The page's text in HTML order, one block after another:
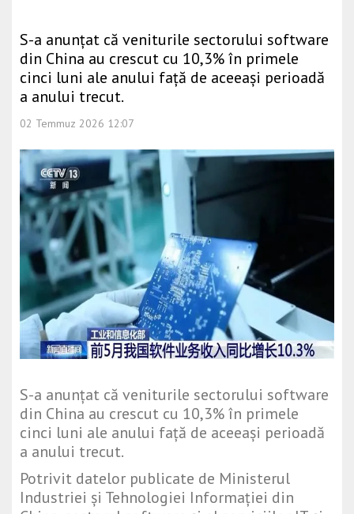
S-a anunțat că veniturile sectorului software
din China au crescut cu 10,3% în primele
cinci luni ale anului față de aceeași perioadă
a anului trecut.
02 Temmuz 2026 12:07
S-a anunțat că veniturile sectorului software
din China au crescut cu 10,3% în primele
cinci luni ale anului față de aceeași perioadă
a anului trecut.
Potrivit datelor publicate de Ministerul
Industriei și Tehnologiei Informației din